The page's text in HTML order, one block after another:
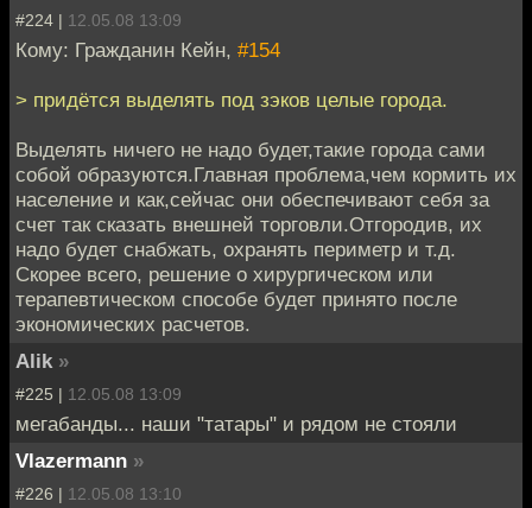
#224 | 12.05.08 13:09
Кому: Гражданин Кейн, #154
> придётся выделять под зэков целые города.
Выделять ничего не надо будет,такие города сами
собой образуются.Главная проблема,чем кормить их
население и как,сейчас они обеспечивают себя за
счет так сказать внешней торговли.Отгородив, их
надо будет снабжать, охранять периметр и т.д.
Скорее всего, решение о хирургическом или
терапевтическом способе будет принято после
экономических расчетов.
Alik »
#225 | 12.05.08 13:09
мегабанды... наши "татары" и рядом не стояли
Vlazermann »
#226 | 12.05.08 13:10